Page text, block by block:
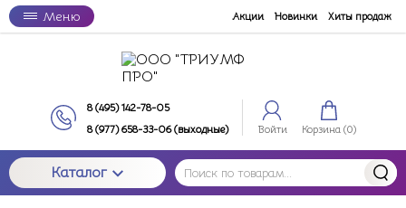
Меню Акции Новинки Хиты продаж
8 (495) 142-78-05
8 (977) 658-33-06 (выходные)
Войти Корзина (0)
Каталог